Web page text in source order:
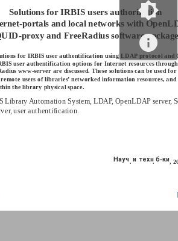
Науч. и техн. б-ки,
Solutions for IRBIS users authorization
portals and local networks with
proxy and FreeRadius software
for IRBIS user authentification using LDAP protocol and
user authentification options for Internet resources
www-server are discussed. These solutions can be used
users of libraries’ networked information resources,
the library physical space.
Library Automation System, LDAP, OpenLDAP server,
user authentification.